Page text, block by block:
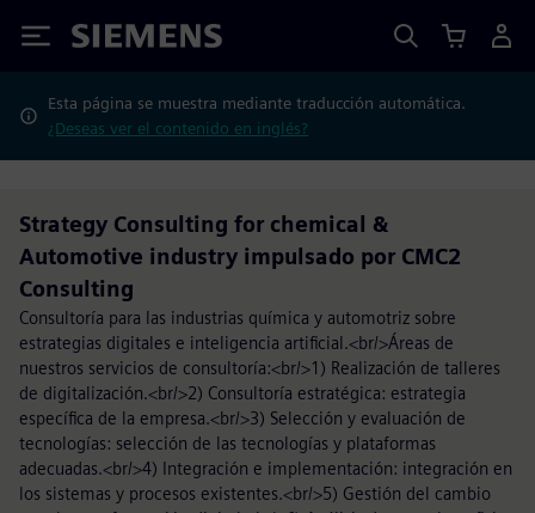
Siemens
Esta página se muestra mediante traducción automática.
¿Deseas ver el contenido en inglés?
Strategy Consulting for chemical &
Automotive industry impulsado por CMC2
Consulting
Consultoría para las industrias química y automotriz sobre
estrategias digitales e inteligencia artificial.<br/>Áreas de
nuestros servicios de consultoría:<br/>1) Realización de talleres
de digitalización.<br/>2) Consultoría estratégica: estrategia
específica de la empresa.<br/>3) Selección y evaluación de
tecnologías: selección de las tecnologías y plataformas
adecuadas.<br/>4) Integración e implementación: integración en
los sistemas y procesos existentes.<br/>5) Gestión del cambio